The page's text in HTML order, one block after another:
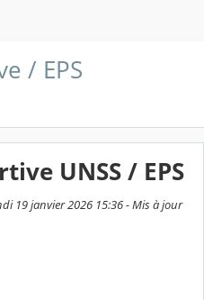
/ EPS
UNSS / EPS
19 janvier 2026 15:36 - Mis à jour